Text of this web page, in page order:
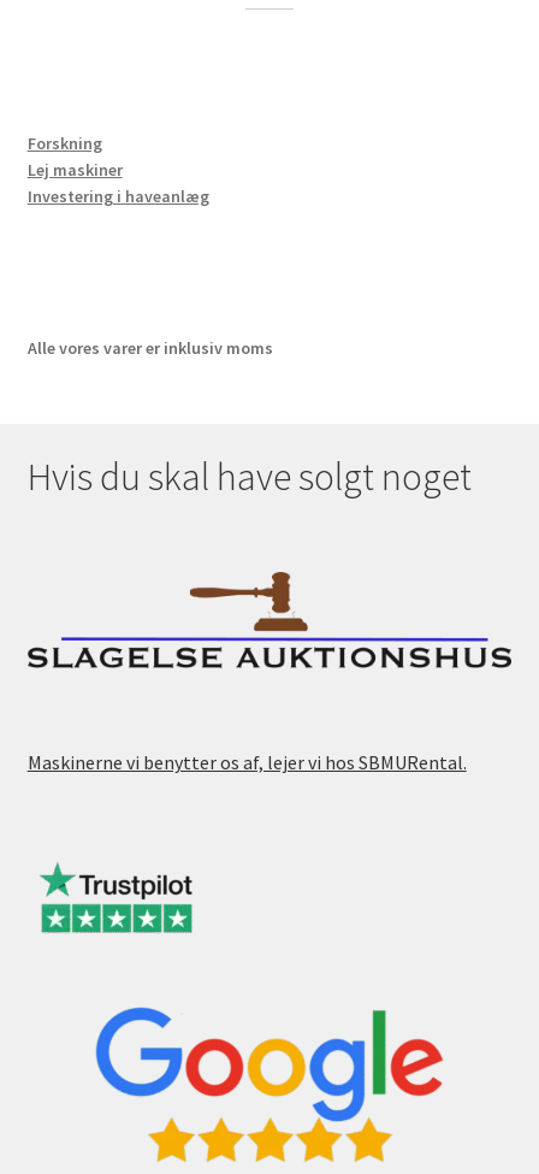
Forskning
Lej maskiner
Investering i haveanlæg
Alle vores varer er inklusiv moms
Hvis du skal have solgt noget
Maskinerne vi benytter os af, lejer vi hos SBMURental.